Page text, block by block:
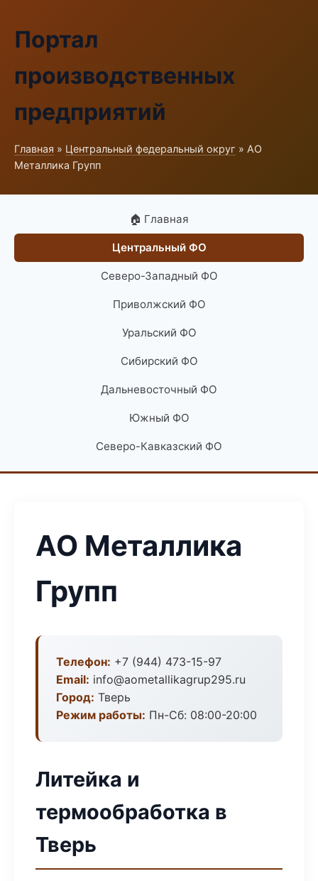
Портал
производственных
предприятий
Главная » Центральный федеральный округ » АО
Металлика Групп
🏠 Главная
Центральный ФО
Северо-Западный ФО
Приволжский ФО
Уральский ФО
Сибирский ФО
Дальневосточный ФО
Южный ФО
Северо-Кавказский ФО
АО Металлика
Групп
Телефон: +7 (944) 473-15-97
Email: info@aometallikagrup295.ru
Город: Тверь
Режим работы: Пн-Сб: 08:00-20:00
Литейка и
термообработка в
Тверь